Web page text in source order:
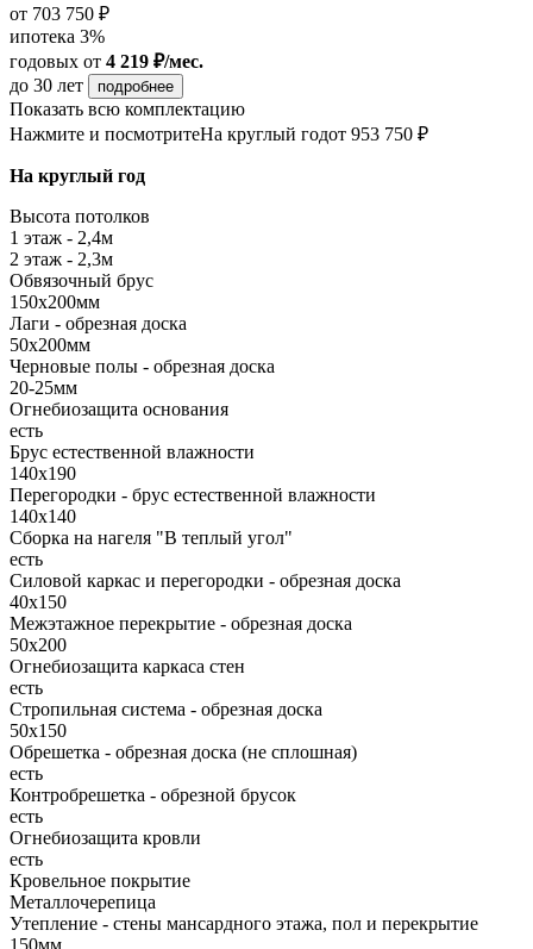
от 703 750 ₽
ипотека 3%
годовых от 4 219 ₽/мес.
до 30 лет
подробнее
Показать всю комплектацию
Нажмите и посмотритеНа круглый годот 953 750 ₽
На круглый год
Высота потолков
1 этаж - 2,4м
2 этаж - 2,3м
Обвязочный брус
150х200мм
Лаги - обрезная доска
50х200мм
Черновые полы - обрезная доска
20-25мм
Огнебиозащита основания
есть
Брус естественной влажности
140х190
Перегородки - брус естественной влажности
140х140
Сборка на нагеля "В теплый угол"
есть
Силовой каркас и перегородки - обрезная доска
40х150
Межэтажное перекрытие - обрезная доска
50х200
Огнебиозащита каркаса стен
есть
Стропильная система - обрезная доска
50х150
Обрешетка - обрезная доска (не сплошная)
есть
Контробрешетка - обрезной брусок
есть
Огнебиозащита кровли
есть
Кровельное покрытие
Металлочерепица
Утепление - стены мансардного этажа, пол и перекрытие
150мм